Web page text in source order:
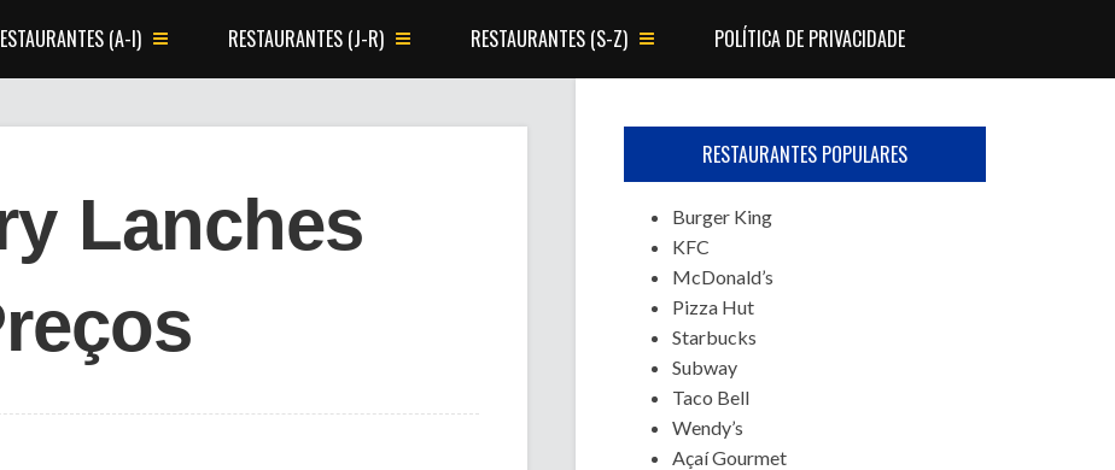
(A-I) RESTAURANTES (J-R) RESTAURANTES (S-Z) POLÍTICA DE PRIVACIDADE
Lanches
RESTAURANTES POPULARES
Burger King
KFC
McDonald’s
Pizza Hut
Starbucks
Subway
Taco Bell
Wendy’s
Açaí Gourmet